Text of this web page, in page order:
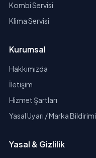
Kombi Servisi
Klima Servisi
Kurumsal
Hakkımızda
İletişim
Hizmet Şartları
Yasal Uyarı / Marka Bildirimi
Yasal & Gizlilik